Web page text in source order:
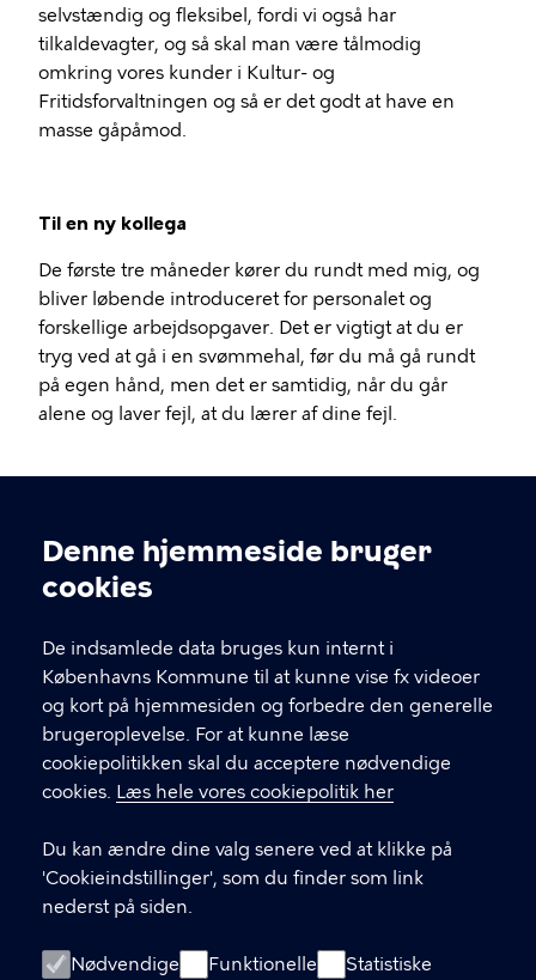
Cookieindstillinger
Denne hjemmeside bruger
cookies
De indsamlede data bruges kun internt i
Københavns Kommune til at kunne vise fx videoer
og kort på hjemmesiden og forbedre den generelle
brugeroplevelse. For at kunne læse
cookiepolitikken skal du acceptere nødvendige
cookies. Læs hele vores cookiepolitik her
Du kan ændre dine valg senere ved at klikke på
'Cookieindstillinger', som du finder som link
nederst på siden.
Nødvendige Funktionelle Statistiske
selvstændig og fleksibel, fordi vi også har
tilkaldevagter, og så skal man være tålmodig
omkring vores kunder i Kultur- og
Fritidsforvaltningen og så er det godt at have en
masse gåpåmod.
Til en ny kollega
De første tre måneder kører du rundt med mig, og
bliver løbende introduceret for personalet og
forskellige arbejdsopgaver. Det er vigtigt at du er
tryg ved at gå i en svømmehal, før du må gå rundt
på egen hånd, men det er samtidig, når du går
alene og laver fejl, at du lærer af dine fejl.
KONTAKT
Borups Allé 177, 2400 København NV
70 80 80 00
LINKS